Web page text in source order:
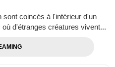
coincés à l'intérieur d'un
d'étranges créatures vivent...